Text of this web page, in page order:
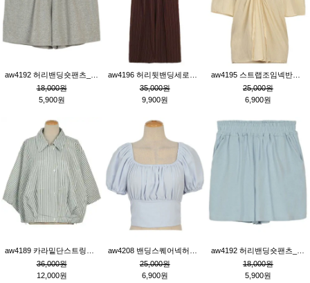
18,000원
5,900원
35,000원
9,900원
25,000원
6,900원
36,000원
12,000원
25,000원
6,900원
18,000원
5,900원